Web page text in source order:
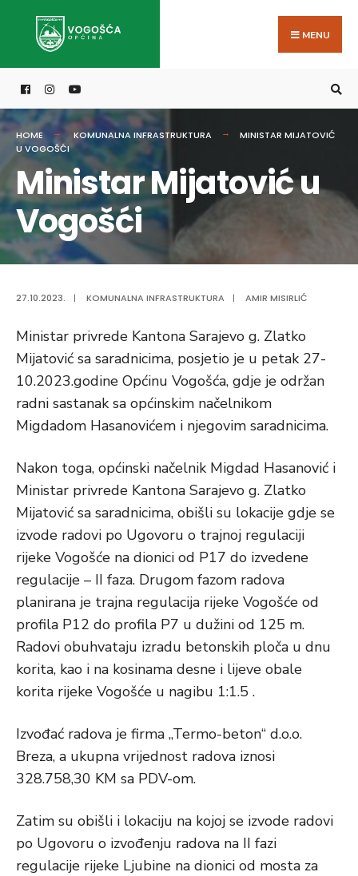
MENU
HOME KOMUNALNA INFRASTRUKTURA
MINISTAR MIJATOVIĆ
U VOGOŠĆI
Ministar Mijatović u
Vogošći
27.10.2023. | KOMUNALNA INFRASTRUKTURA | AMIR MISIRLIĆ
Ministar privrede Kantona Sarajevo g. Zlatko
Mijatović sa saradnicima, posjetio je u petak 27-
10.2023.godine Općinu Vogošća, gdje je održan
radni sastanak sa općinskim načelnikom
Migdadom Hasanovićem i njegovim saradnicima.
Nakon toga, općinski načelnik Migdad Hasanović i
Ministar privrede Kantona Sarajevo g. Zlatko
Mijatović sa saradnicima, obišli su lokacije gdje se
izvode radovi po Ugovoru o trajnoj regulaciji
rijeke Vogošće na dionici od P17 do izvedene
regulacije – II faza. Drugom fazom radova
planirana je trajna regulacija rijeke Vogošće od
profila P12 do profila P7 u dužini od 125 m.
Radovi obuhvataju izradu betonskih ploča u dnu
korita, kao i na kosinama desne i lijeve obale
korita rijeke Vogošće u nagibu 1:1.5 .
Izvođać radova je firma „Termo-beton“ d.o.o.
Breza, a ukupna vrijednost radova iznosi
328.758,30 KM sa PDV-om.
Zatim su obišli i lokaciju na kojoj se izvode radovi
po Ugovoru o izvođenju radova na II fazi
regulacije rijeke Ljubine na dionici od mosta za
for: